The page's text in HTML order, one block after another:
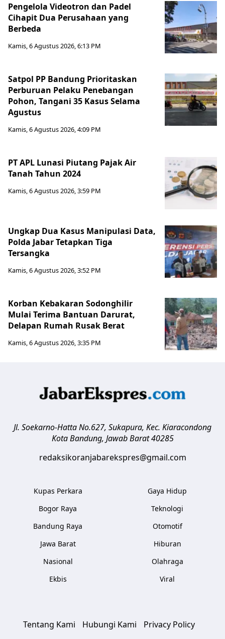
Pengelola Videotron dan Padel
Cihapit Dua Perusahaan yang
Berbeda
Kamis, 6 Agustus 2026, 6:13 PM
Satpol PP Bandung Prioritaskan
Perburuan Pelaku Penebangan
Pohon, Tangani 35 Kasus Selama
Agustus
Kamis, 6 Agustus 2026, 4:09 PM
PT APL Lunasi Piutang Pajak Air
Tanah Tahun 2024
Kamis, 6 Agustus 2026, 3:59 PM
Ungkap Dua Kasus Manipulasi Data,
Polda Jabar Tetapkan Tiga
Tersangka
Kamis, 6 Agustus 2026, 3:52 PM
Korban Kebakaran Sodonghilir
Mulai Terima Bantuan Darurat,
Delapan Rumah Rusak Berat
Kamis, 6 Agustus 2026, 3:35 PM
Jl. Soekarno-Hatta No.627, Sukapura, Kec. Kiaracondong
Kota Bandung, Jawab Barat 40285
redaksikoranjabarekspres@gmail.com
Kupas Perkara
Bogor Raya
Bandung Raya
Jawa Barat
Nasional
Ekbis
Gaya Hidup
Teknologi
Otomotif
Hiburan
Olahraga
Viral
Tentang Kami Hubungi Kami
Privacy Policy